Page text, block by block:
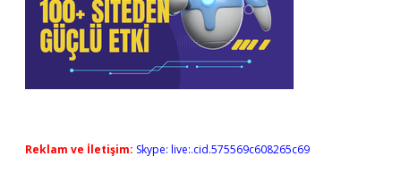
Reklam ve İletişim: Skype: live:.cid.575569c608265c69